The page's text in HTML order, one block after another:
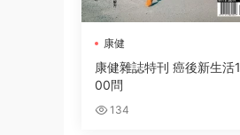
康健
康健雜誌特刊 癌後新生活1
00問
134